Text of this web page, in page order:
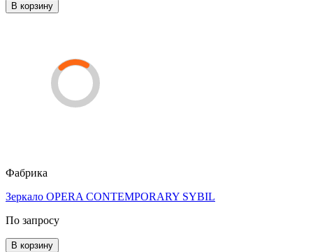
В корзину
Фабрика
Зеркало OPERA CONTEMPORARY SYBIL
По запросу
В корзину